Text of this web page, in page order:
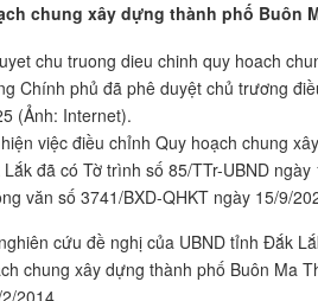
chung xây dựng thành phố Buôn
Chính phủ đã phê duyệt chủ trương
(Ảnh: Internet).
việc điều chỉnh Quy hoạch chung
đã có Tờ trình số 85/TTr-UBND
văn số 3741/BXD-QHKT ngày 15/9/
cứu đề nghị của UBND tỉnh Đắk
chung xây dựng thành phố Buôn Ma